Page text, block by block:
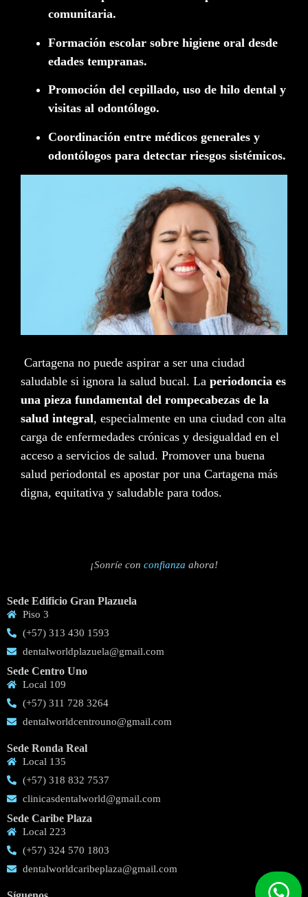
comunitaria.
Formación escolar sobre higiene oral desde
edades tempranas.
Promoción del cepillado, uso de hilo dental y
visitas al odontólogo.
Coordinación entre médicos generales y
odontólogos para detectar riesgos sistémicos.
Cartagena no puede aspirar a ser una ciudad
saludable si ignora la salud bucal. La periodoncia es
una pieza fundamental del rompecabezas de la
salud integral, especialmente en una ciudad con alta
carga de enfermedades crónicas y desigualdad en el
acceso a servicios de salud. Promover una buena
salud periodontal es apostar por una Cartagena más
digna, equitativa y saludable para todos.
¡Sonríe con confianza ahora!
Sede Edificio Gran Plazuela
Piso 3
(+57) 313 430 1593
dentalworldplazuela@gmail.com
Sede Centro Uno
Local 109
(+57) 311 728 3264
dentalworldcentrouno@gmail.com
Sede Ronda Real
Local 135
(+57) 318 832 7537
clinicasdentalworld@gmail.com
Sede Caribe Plaza
Local 223
(+57) 324 570 1803
dentalworldcaribeplaza@gmail.com